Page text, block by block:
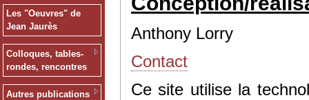
Les "Oeuvres" de
Jean Jaurès
Colloques, tables-
rondes, rencontres
Autres publications
Anthony Lorry
Contact
Ce site utilise la